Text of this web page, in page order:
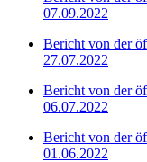
07.09.2022
Bericht von der
27.07.2022
Bericht von der
06.07.2022
Bericht von der
01.06.2022